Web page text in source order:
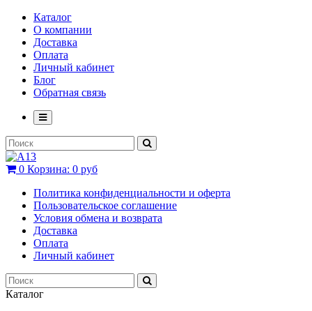
Каталог
О компании
Доставка
Оплата
Личный кабинет
Блог
Обратная связь
0 Корзина: 0 руб
Политика конфиденциальности и оферта
Пользовательское соглашение
Условия обмена и возврата
Доставка
Оплата
Личный кабинет
Каталог